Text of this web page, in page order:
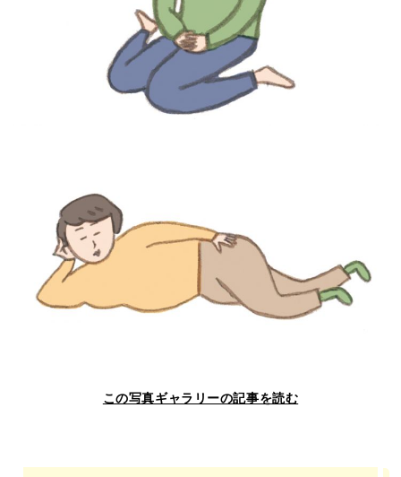
この写真ギャラリーの記事を読む